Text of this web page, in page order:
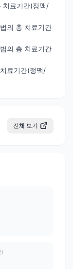
치료기간(정맥/
의 총 치료기간
의 총 치료기간
료기간(정맥/
전체 보기
)